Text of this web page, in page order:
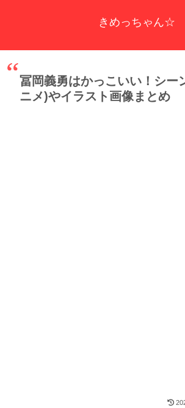
きめっちゃん☆
冨岡義勇はかっこいい！シー
ニメ)やイラスト画像まとめ